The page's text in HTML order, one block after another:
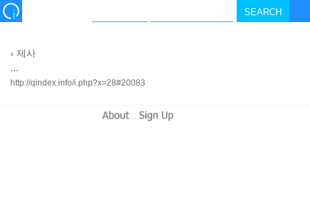
› 제사
...
http://qindex.info/i.php?x=28#20083
-